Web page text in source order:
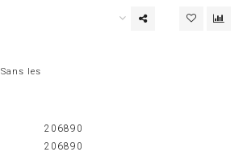
Sans les
206890
206890